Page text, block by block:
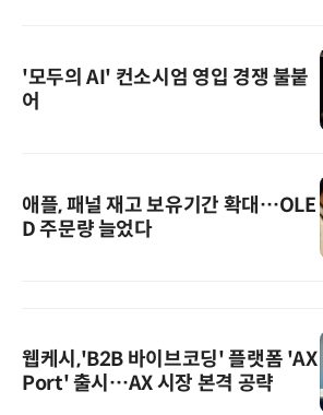
'모두의 AI' 컨소시엄 영입 경쟁 불붙
어
애플, 패널 재고 보유기간 확대…OLE
D 주문량 늘었다
웹케시,'B2B 바이브코딩' 플랫폼 'AX
Port' 출시…AX 시장 본격 공략